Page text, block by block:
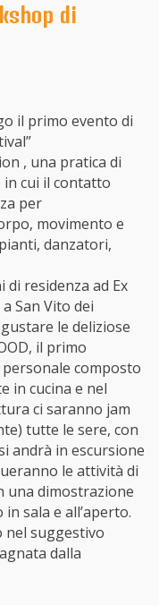
di
il primo evento di
, una pratica di
in cui il contatto
per
movimento e
danzatori,
residenza ad Ex
San Vito dei
le deliziose
il primo
composto
in cucina e nel
ci saranno jam
tutte le sere, con
andrà in escursione
le attività di
una dimostrazione
sala e all’aperto.
nel suggestivo
dalla